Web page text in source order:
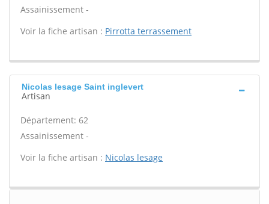
Assainissement -
Voir la fiche artisan : Pirrotta terrassement
Nicolas lesage Saint inglevert
Artisan
Département: 62
Assainissement -
Voir la fiche artisan : Nicolas lesage